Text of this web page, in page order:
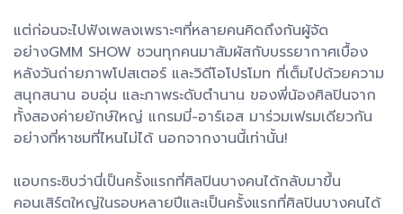
แต่ก่อนจะไปฟังเพลงเพราะๆที่หลายคนคิดถึงกันผู้จัด
อย่างGMM SHOW ชวนทุกคนมาสัมผัสกับบรรยากาศเบื้อง
หลังวันถ่ายภาพโปสเตอร์ และวิดีโอโปรโมท ที่เต็มไปด้วยความ
สนุกสนาน อบอุ่น และภาพระดับตำนาน ของพี่น้องศิลปินจาก
ทั้งสองค่ายยักษ์ใหญ่ แกรมมี่-อาร์เอส มาร่วมเฟรมเดียวกัน
อย่างที่หาชมที่ไหนไม่ได้ นอกจากงานนี้เท่านั้น!
แอบกระซิบว่านี่เป็นครั้งแรกที่ศิลปินบางคนได้กลับมาขึ้น
คอนเสิร์ตใหญ่ในรอบหลายปีและเป็นครั้งแรกที่ศิลปินบางคนได้